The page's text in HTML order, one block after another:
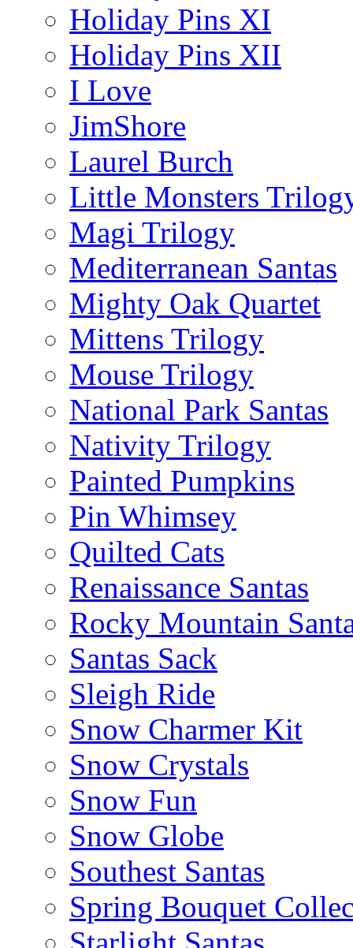
Holiday Pins XI
Holiday Pins XII
I Love
JimShore
Laurel Burch
Little Monsters
Magi Trilogy
Mediterranean Santas
Mighty Oak Quartet
Mittens Trilogy
Mouse Trilogy
National Park Santas
Nativity Trilogy
Painted Pumpkins
Pin Whimsey
Quilted Cats
Renaissance Santas
Rocky Mountain
Santas Sack
Sleigh Ride
Snow Charmer Kit
Snow Crystals
Snow Fun
Snow Globe
Southest Santas
Spring Bouquet